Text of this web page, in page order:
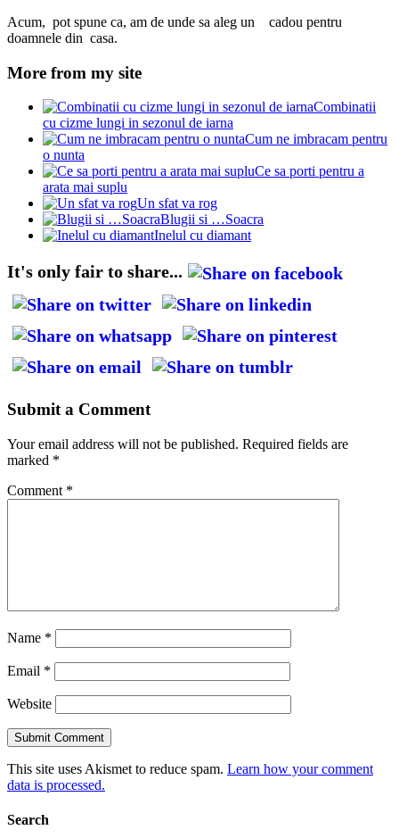
Acum, pot spune ca, am de unde sa aleg un cadou pentru
doamnele din casa.
More from my site
Combinatii
cu cizme lungi in sezonul de iarna
Cum ne imbracam pentru
o nunta
Ce sa porti pentru a
arata mai suplu
Un sfat va rog
Blugii si …Soacra
Inelul cu diamant
It's only fair to share...
Submit a Comment
Your email address will not be published. Required fields are
marked *
Comment *
Name *
Email *
Website
This site uses Akismet to reduce spam. Learn how your comment
data is processed.
Search